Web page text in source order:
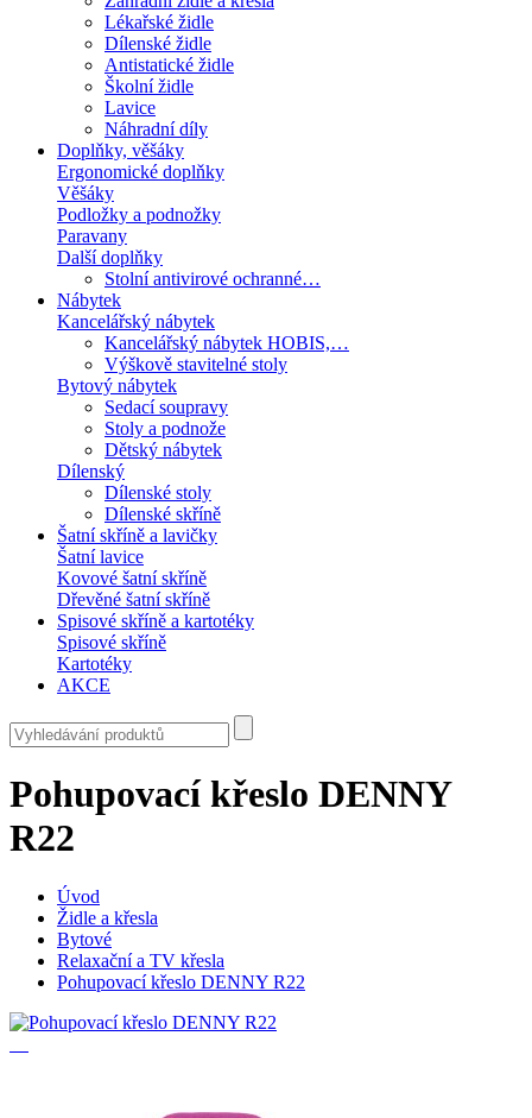
Lékařské židle
Dílenské židle
Antistatické židle
Školní židle
Lavice
Náhradní díly
Doplňky, věšáky
Ergonomické doplňky
Věšáky
Podložky a podnožky
Paravany
Další doplňky
Stolní antivirové ochranné…
Nábytek
Kancelářský nábytek
Kancelářský nábytek HOBIS,…
Výškově stavitelné stoly
Bytový nábytek
Sedací soupravy
Stoly a podnože
Dětský nábytek
Dílenský
Dílenské stoly
Dílenské skříně
Šatní skříně a lavičky
Šatní lavice
Kovové šatní skříně
Dřevěné šatní skříně
Spisové skříně a kartotéky
Spisové skříně
Kartotéky
AKCE
Pohupovací křeslo DENNY
R22
Úvod
Židle a křesla
Bytové
Relaxační a TV křesla
Pohupovací křeslo DENNY R22